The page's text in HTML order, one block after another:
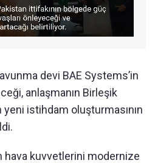
devi BAE Systems’in
anlaşmanın Birleşik
yeni istihdam oluşturmasının
hava kuvvetlerini modernize